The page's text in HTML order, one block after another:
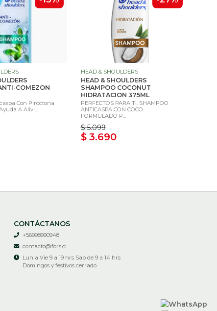
COMEZON
Con Piroctona
A Alivi...
HEAD & SHOULDERS
HEAD & SHOULDERS
SHAMPOO COCONUT
HIDRATACION 375ML
PERFECTOS PARA TI. SHAMPOO
ANTICASPA CON COCO
FORMULADO P...
$ 5.099
$ 3.690
CONTÁCTANOS
+56998990948
contacto@fors.cl
Lun a Vie 9 a 19 hrs Sab de 9 a 14 hrs
Domingos y festivos cerrado